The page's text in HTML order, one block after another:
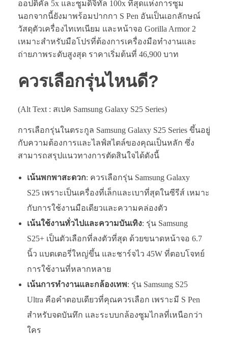
ออปติคัล 5x และซูมดิจิทัล 100x ที่สุดแห่งการซูม
นอกจากนี้ยังมาพร้อมปากกา S Pen อันเป็นเอกลักษณ์
วัสดุตัวเครื่องไทเทเนียม และหน้าจอ Gorilla Armor 2
เหมาะสำหรับมือโปรที่ต้องการเครื่องมือทำงานและ
ถ่ายภาพระดับสูงสุด ราคาเริ่มต้นที่ 46,900 บาท
ควรเลือกรุ่นไหนดี?
(Alt Text : สเปค Samsung Galaxy S25 Series)
การเลือกรุ่นในตระกูล Samsung Galaxy S25 Series ขึ้นอยู่
กับความต้องการและไลฟ์สไตล์ของคุณเป็นหลัก ซึ่ง
สามารถสรุปแนวทางการตัดสินใจได้ดังนี้
เน้นพกพาสะดวก: ควรเลือกรุ่น Samsung Galaxy
S25 เพราะเป็นเครื่องที่เล็กและเบาที่สุดในซีรีส์ เหมาะ
กับการใช้งานมือเดียวและความคล่องตัว
เน้นใช้งานทั่วไปและความบันเทิง: รุ่น Samsung
S25+ เป็นตัวเลือกที่ลงตัวที่สุด ด้วยขนาดหน้าจอ 6.7
นิ้ว แบตเตอรี่ใหญ่ขึ้น และชาร์จไว 45W ที่ตอบโจทย์
การใช้งานที่หลากหลาย
เน้นการทำงานและกล้องเทพ: รุ่น Samsung S25
Ultra คือคำตอบเดียวที่คุณควรเลือก เพราะมี S Pen
สำหรับจดบันทึก และระบบกล้องซูมไกลที่เหนือกว่า
ใคร